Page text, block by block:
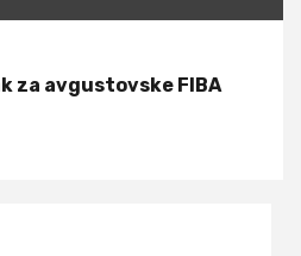
za avgustovske FIBA